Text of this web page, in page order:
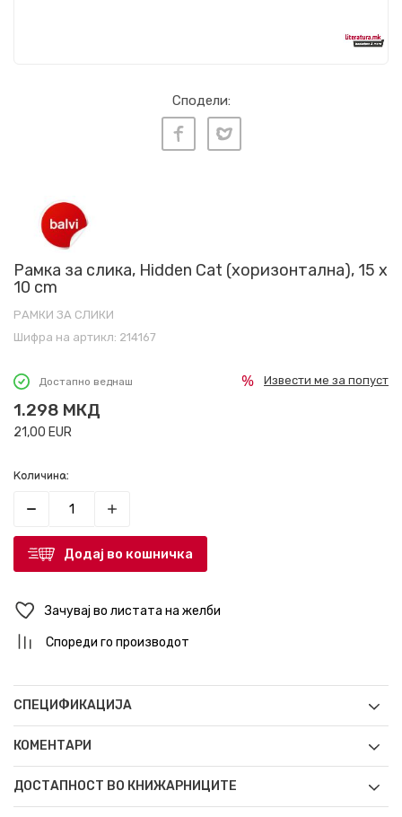
Сподели:
Рамка за слика, Hidden Cat (хоризонтална), 15 x
10 cm
РАМКИ ЗА СЛИКИ
Шифра на артикл: 214167
Достапно веднаш
1.298 МКД
21,00 EUR
Извести ме за попуст
Количина:
Додај во кошничка
Зачувај во листата на желби
Спореди го производот
СПЕЦИФИКАЦИЈА
КОМЕНТАРИ
ДОСТАПНОСТ ВО КНИЖАРНИЦИТЕ